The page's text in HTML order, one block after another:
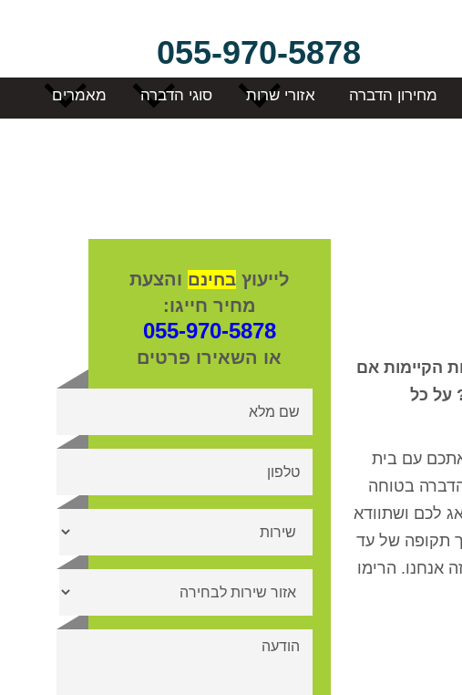
055-970-5878
מחירון הדברה אזורי שרות סוגי הדברה מאמרים
הקיימות אם
על כל
עם בית
בטוחה
לכם ושתוודא
תקופה של עד
אנחנו. הרימו
לייעוץ בחינם והצעת
מחיר חייגו:
055-970-5878
או השאירו פרטים